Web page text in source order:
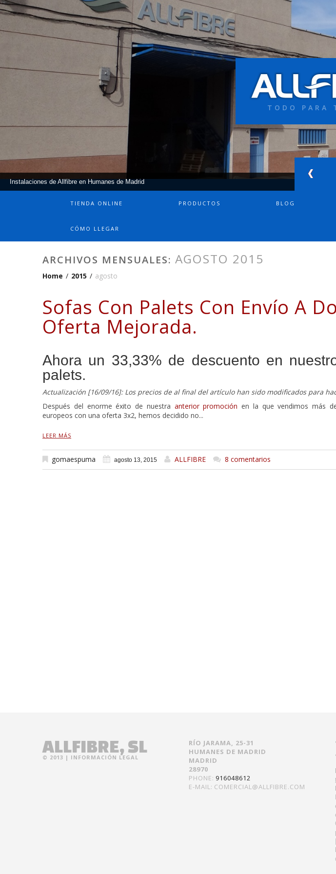
TODO PARA
Instalaciones de Allfibre en Humanes de Madrid
TIENDA ONLINE PRODUCTOS BLOG
CÓMO LLEGAR
ARCHIVOS MENSUALES: AGOSTO 2015
Home / 2015 / agosto
Sofas Con Palets Con Envío A
Oferta Mejorada.
Ahora un 33,33% de descuento en
palets.
Actualización [16/09/16]: Los precios de al final del artículo han sido modificados para
Después del enorme éxito de nuestra anterior promoción en la que vendimos más
europeos con una oferta 3x2, hemos decidido no...
LEER MÁS
gomaespuma agosto 13, 2015 ALLFIBRE 8 comentarios
ALLFIBRE, SL
© 2013 | INFORMACIÓN LEGAL
RÍO JARAMA, 25-31
HUMANES DE MADRID
MADRID
28970
PHONE: 916048612
E-MAIL: COMERCIAL@ALLFIBRE.COM